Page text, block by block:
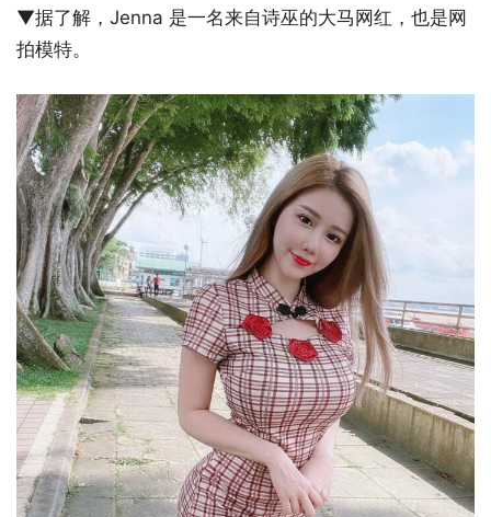
▼据了解，Jenna 是一名来自诗巫的大马网红，也是网
拍模特。